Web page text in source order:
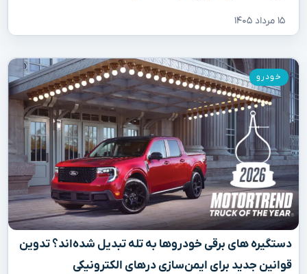
۱۵ مرداد ۱۴۰۵
دستگیره‌ های برقی خودروها به تله تبدیل شده‌اند؟ تدوین
قوانین جدید برای ایمن‌سازی درهای الکترونیکی
خودرو